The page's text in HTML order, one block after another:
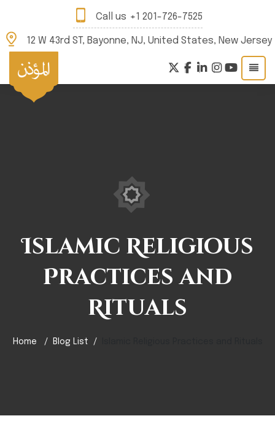
Call us +1 201-726-7525
12 W 43rd ST, Bayonne, NJ, United States, New Jersey
Islamic Religious
Practices and
Rituals
Home Blog List